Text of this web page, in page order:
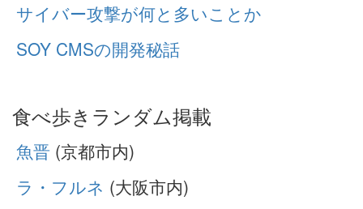
サイバー攻撃が何と多いことか
SOY CMSの開発秘話
食べ歩きランダム掲載
魚晋 (京都市内)
ラ・フルネ (大阪市内)